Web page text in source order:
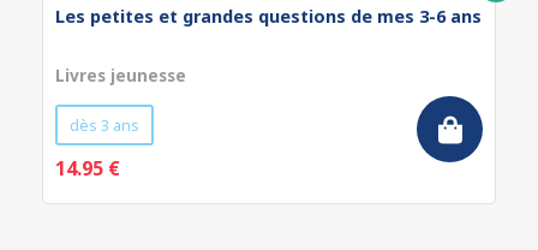
Les petites et grandes questions de mes 3-6 ans
Livres jeunesse
dès 3 ans
14.95 €